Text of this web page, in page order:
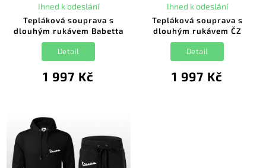
Tepláková souprava s
dlouhým rukávem Babetta
Ihned k odeslání
1 997 Kč
Detail
Tepláková souprava s
dlouhým rukávem ČZ
Ihned k odeslání
1 997 Kč
Detail